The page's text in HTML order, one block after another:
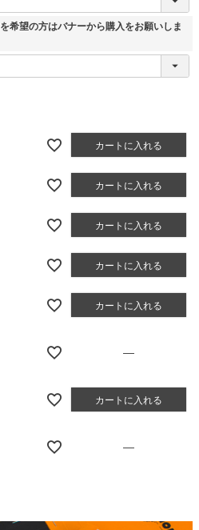
須
希望の方はバナーから購入をお願いしま
カートに入れる
カートに入れる
カートに入れる
カートに入れる
カートに入れる
—
カートに入れる
—